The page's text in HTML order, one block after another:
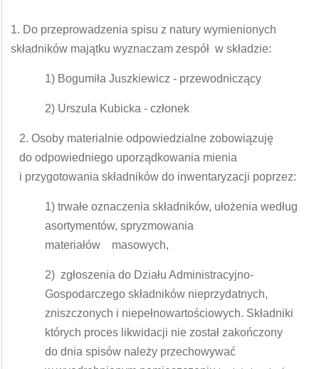
1. Do przeprowadzenia spisu z natury wymienionych
składników majątku wyznaczam zespół w składzie:
1) Bogumiła Juszkiewicz - przewodniczący
2) Urszula Kubicka - członek
2. Osoby materialnie odpowiedzialne zobowiązuję
do odpowiedniego uporządkowania mienia
i przygotowania składników do inwentaryzacji poprzez:
1) trwałe oznaczenia składników, ułożenia według
asortymentów, spryzmowania
materiałów masowych,
2) zgłoszenia do Działu Administracyjno-
Gospodarczego składników nieprzydatnych,
zniszczonych i niepełnowartościowych. Składniki
których proces likwidacji nie został zakończony
do dnia spisów należy przechowywać